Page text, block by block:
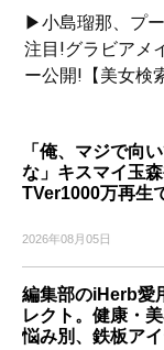
▶小島瑠那、プ
注目!グラビアメ
ー公開!【美女検
「俺、マジで向
な」キスマイ玉森
TVer1000万再生
2026年08月05日
編集部のiHerb愛
レクト。健康・
悩み別、鉄板ア